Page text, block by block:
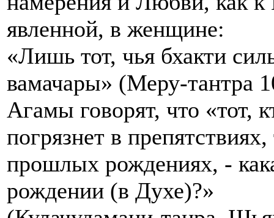
явленной, в женщине:
«Лишь тот, чья бхакти
вамачары» (Меру-тантра
Агамы говорят, что «тот,
погрязнет в
прошлых рождениях, -
рождении (в Духе)?»